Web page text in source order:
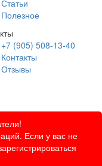
Статьи
Полезное
+7 (905) 508-13-40
Контакты
Отзывы
Если у вас не